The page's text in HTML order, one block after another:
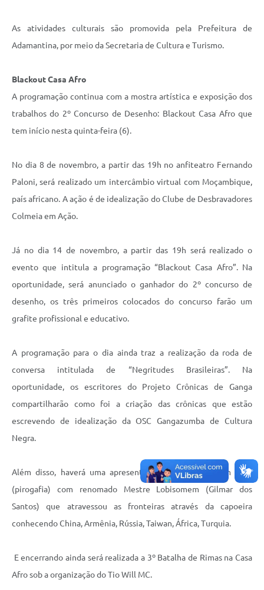
Editais
Agenda
As atividades culturais são promovida pela Prefeitura de
Adamantina, por meio da Secretaria de Cultura e Turismo.
Blackout Casa Afro
A programação continua com a mostra artística e exposição dos
trabalhos do 2º Concurso de Desenho: Blackout Casa Afro que
tem início nesta quinta-feira (6).
No dia 8 de novembro, a partir das 19h no anfiteatro Fernando
Paloni, será realizado um intercâmbio virtual com Moçambique,
país africano. A ação é de idealização do Clube de Desbravadores
Colmeia em Ação.
Já no dia 14 de novembro, a partir das 19h será realizado o
evento que intitula a programação “Blackout Casa Afro”. Na
oportunidade, será anunciado o ganhador do 2º concurso de
desenho, os três primeiros colocados do concurso farão um
grafite profissional e educativo.
A programação para o dia ainda traz a realização da roda de
conversa intitulada de “Negritudes Brasileiras”. Na
oportunidade, os escritores do Projeto Crônicas de Ganga
compartilharão como foi a criação das crônicas que estão
escrevendo de idealização da OSC Gangazumba de Cultura
Negra.
Além disso, haverá uma apresentação de Capoeira com fogo
(pirogafia) com renomado Mestre Lobisomem (Gilmar dos
Santos) que atravessou as fronteiras através da capoeira
conhecendo China, Armênia, Rússia, Taiwan, África, Turquia.
E encerrando ainda será realizada a 3º Batalha de Rimas na Casa
Afro sob a organização do Tio Will MC.